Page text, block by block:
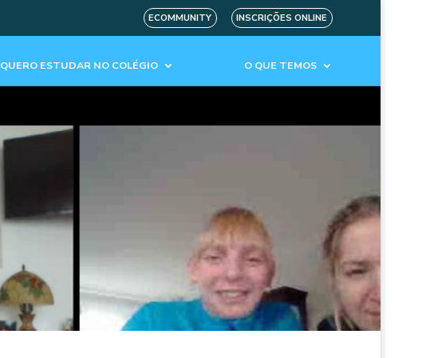
ECOMMUNITY INSCRIÇÕES ONLINE
QUERO ESTUDAR NO COLÉGIO O QUE TEMOS